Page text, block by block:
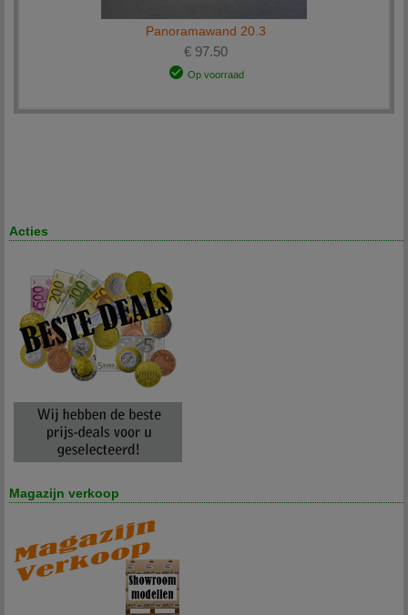
Panoramawand 20.3
€ 97.50
Op voorraad
Acties
Magazijn verkoop